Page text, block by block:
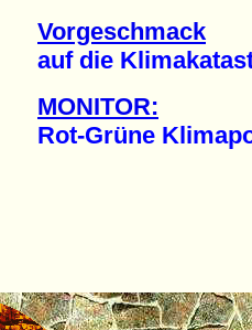
Vorgeschmack
auf die
MONITOR:
Rot-Grüne